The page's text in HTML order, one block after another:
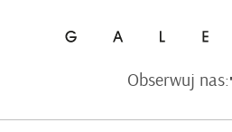
Obserwuj nas: